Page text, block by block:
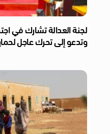
لجنة العدالة تشارك في
وتدعو إلى تحرك عاجل